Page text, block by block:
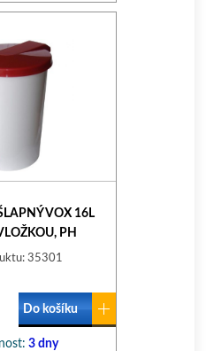
VOX 16L
PH
35301
Do košíku
3 dny